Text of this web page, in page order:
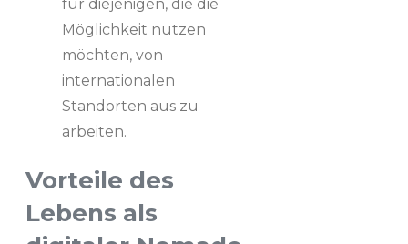
für diejenigen, die die
Möglichkeit nutzen
möchten, von
internationalen
Standorten aus zu
arbeiten.
Vorteile des
Lebens als